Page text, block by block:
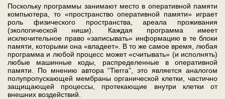
Поскольку программы занимают место в оперативной памяти
компьютера, то «пространство оперативной памяти» играет
роль физического пространства, ареала проживания
(экологической ниши). Каждая программа имеет
исключительное право «записывать» информацию в те блоки
памяти, которыми она «владеет». В то же самое время, любая
программа и любой процесс может «считывать» (и исполнять)
любые машинные коды, распределенные в оперативной
памяти. По мнению автора “Tierra”, это является аналогом
полупропускающей мембраны органической клетки, частично
защищающей процессы, протекающие внутри клетки от
внешних воздействий.